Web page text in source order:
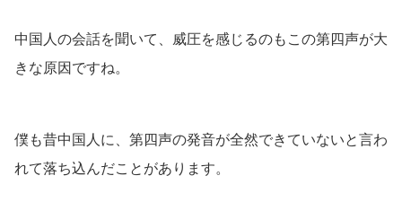
中国人の会話を聞いて、威圧を感じるのもこの第四声が大
きな原因ですね。
僕も昔中国人に、第四声の発音が全然できていないと言わ
れて落ち込んだことがあります。